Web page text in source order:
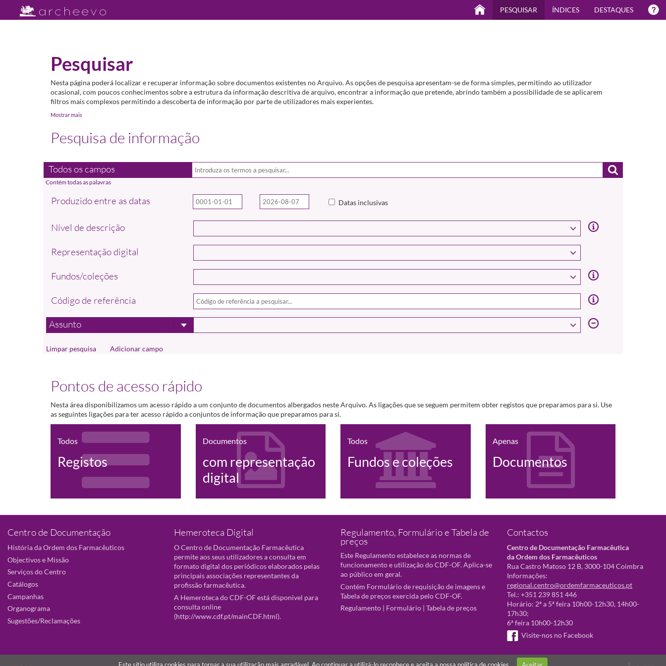
PESQUISAR ÍNDICES DESTAQUES
Pesquisar
Nesta página poderá localizar e recuperar informação sobre documentos existentes no Arquivo. As opções de pesquisa apresentam-se de forma simples, permitindo ao utilizador
ocasional, com poucos conhecimentos sobre a estrutura da informação descritiva de arquivo, encontrar a informação que pretende, abrindo também a possibilidade de se aplicarem
filtros mais complexos permitindo a descoberta de informação por parte de utilizadores mais experientes.
Mostrar mais
Pesquisa de informação
Todos os campos
Produzido entre as datas Datas inclusivas
Nível de descrição
Representação digital
Fundos/coleções
Código de referência
Assunto
Adicionar campo
Pontos de acesso rápido
Nesta área disponibilizamos um acesso rápido a um conjunto de documentos albergados neste Arquivo. As ligações que se seguem permitem obter registos que preparamos para si. Use
as seguintes ligações para ter acesso rápido a conjuntos de informação que preparamos para si.
Todos
Registos
Documentos
com representação
digital
Todos
Fundos e coleções
Apenas
Documentos
Centro de Documentação
História da Ordem dos Farmacêuticos
Objectivos e Missão
Serviços do Centro
Catálogos
Campanhas
Organograma
Sugestões/Reclamações
Hemeroteca Digital
O Centro de Documentação Farmacêutica
permite aos seus utilizadores a consulta em
formato digital dos periódicos elaborados pelas
principais associações representantes da
profissão farmacêutica.
A Hemeroteca do CDF-OF está disponivel para
consulta online
(http://www.cdf.pt/mainCDF.html).
Regulamento, Formulário e Tabela de
preços
Este Regulamento estabelece as normas de
funcionamento e utilização do CDF-OF. Aplica-se
ao público em geral.
Contém Formulário de requisição de imagens e
Tabela de preços exercida pelo CDF-OF.
Regulamento | Formulário | Tabela de preços
Contactos
Centro de Documentação Farmacêutica
da Ordem dos Farmacêuticos
Rua Castro Matoso 12 B, 3000-104 Coimbra
Informações:
regional.centro@ordemfarmaceuticos.pt
Tel.: +351 239 851 446
Horário: 2ª a 5ª feira 10h00-12h30, 14h00-
17h30;
6ª feira 10h00-12h30
Visite-nos no Facebook
Este sítio utiliza cookies para tornar a sua utilização mais agradável. Ao continuar a utilizá-lo reconhece e aceita a nossa política de cookies Aceitar